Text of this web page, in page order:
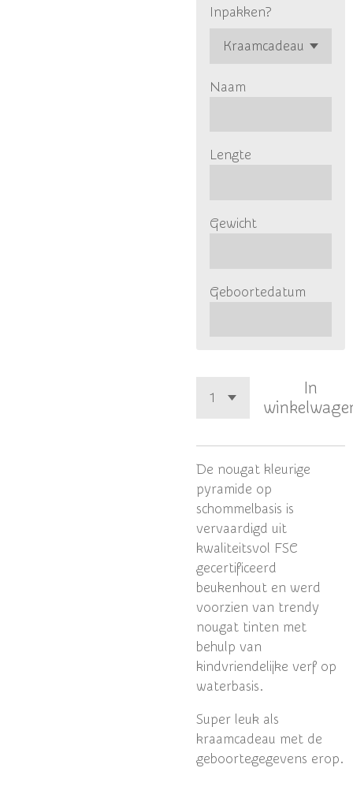
Inpakken?
Naam
Lengte
Gewicht
Geboortedatum
In
De nougat kleurige
pyramide op
schommelbasis is
vervaardigd uit
kwaliteitsvol FSC
gecertificeerd
beukenhout en werd
voorzien van trendy
nougat tinten met
behulp van
kindvriendelijke verf op
waterbasis.
Super leuk als
kraamcadeau met de
geboortegegevens erop.